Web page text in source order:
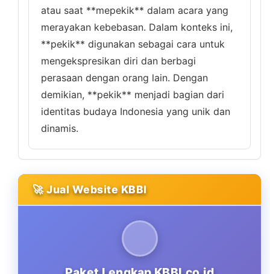
atau saat **mepekik** dalam acara yang
merayakan kebebasan. Dalam konteks ini,
**pekik** digunakan sebagai cara untuk
mengekspresikan diri dan berbagi
perasaan dengan orang lain. Dengan
demikian, **pekik** menjadi bagian dari
identitas budaya Indonesia yang unik dan
dinamis.
🚀 Jual Website KBBI